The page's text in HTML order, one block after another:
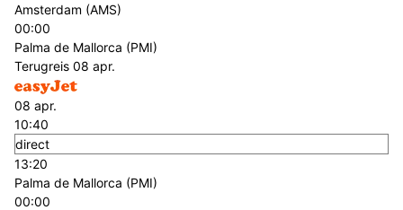
Amsterdam (AMS)
00:00
Palma de Mallorca (PMI)
Terugreis 08 apr.
08 apr.
10:40
direct
13:20
Palma de Mallorca (PMI)
00:00